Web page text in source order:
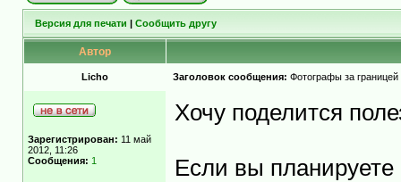
Версия для печати | Сообщить другу
Автор
Licho Заголовок сообщения: Фотографы за
Зарегистрирован: 11 май
2012, 11:26
Сообщения: 1
Хочу поделится
Если вы планируете